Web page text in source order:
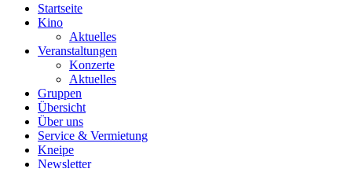
Startseite
Kino
Aktuelles
Veranstaltungen
Konzerte
Aktuelles
Gruppen
Übersicht
Über uns
Service & Vermietung
Kneipe
Newsletter